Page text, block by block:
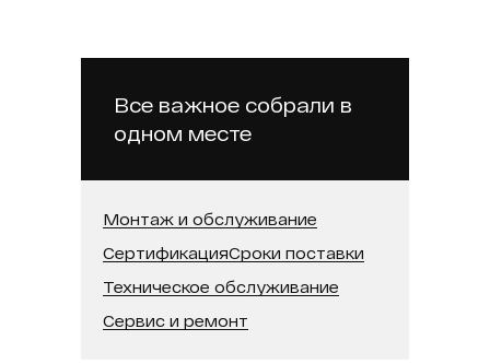
Бренд:
Все важное собрали в
одном месте
Монтаж и обслуживание
СертификацияСроки поставки
Техническое обслуживание
Сервис и ремонт